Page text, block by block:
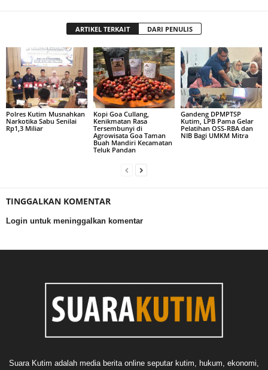
ARTIKEL TERKAIT DARI PENULIS
Polres Kutim Musnahkan
Narkotika Sabu Senilai
Rp1,3 Miliar
Kopi Goa Cullang,
Kenikmatan Rasa
Tersembunyi di
Agrowisata Goa Taman
Buah Mandiri Kecamatan
Teluk Pandan
Gandeng DPMPTSP
Kutim, LPB Pama Gelar
Pelatihan OSS-RBA dan
NIB Bagi UMKM Mitra
TINGGALKAN KOMENTAR
Login untuk meninggalkan komentar
Suara Kutim adalah media berita online seputar kutim, hukum, ekonomi,